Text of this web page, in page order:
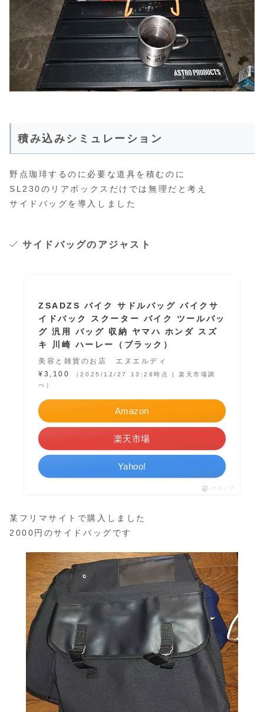
積み込みシミュレーション
野点珈琲するのに必要な道具を積むのに
SL230のリアボックスだけでは無理だと考え
サイドバッグを導入しました
サイドバッグのアジャスト
ZSADZS バイク サドルバッグ バイクサ
イドバック スクーター バイク ツールバッ
グ 汎用 バッグ 収納 ヤマハ ホンダ スズ
キ 川崎 ハーレー（ブラック）
美容と雑貨のお店 エヌエルディ
¥3,100
（2025/12/27 13:28時点 | 楽天市場調
べ）
Amazon
楽天市場
Yahoo!
ポチップ
某フリマサイトで購入しました
2000円のサイドバッグです